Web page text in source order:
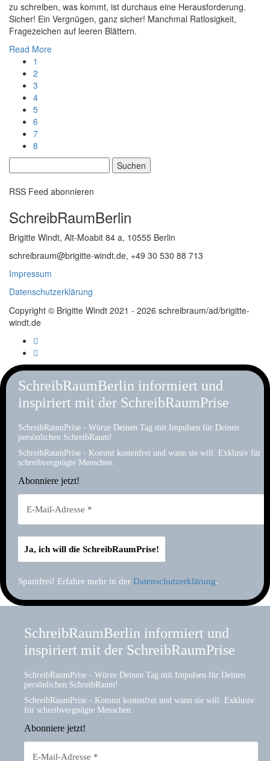
zu schreiben, was kommt, ist durchaus eine Herausforderung.
Sicher! Ein Vergnügen, ganz sicher! Manchmal Ratlosigkeit,
Fragezeichen auf leeren Blättern.
Read More
1
2
3
4
5
6
7
8
nach:
RSS Feed abonnieren
SchreibRaumBerlin
Brigitte Windt, Alt-Moabit 84 a, 10555 Berlin
schreibraum@brigitte-windt.de, +49 30 530 88 713
Impressum
Datenschutzerklärung
Copyright © Brigitte Windt 2021 - 2026 schreibraum/ad/brigitte-
windt.de
SchreibRaumBerlin informiert und
inspiriert mit der SchreibRaumPrise
SchreibRaumPrise - Würze Deinen Tag mit Impulsen für Deinen
persönlichen SchreibRaum!
SchreibRaumPrise - Kommt kostenfrei und wann sie will. Exklusiv für
schreibvergnügte Menschen.
Abonniere jetzt!
Spamfrei! Erfahre mehr in der Datenschutzerklärung.
SchreibRaumBerlin informiert und
inspiriert mit der SchreibRaumPrise
SchreibRaumPrise - Würze Deinen Tag mit Impulsen für Deinen
persönlichen SchreibRaum!
SchreibRaumPrise - Kommt kostenfrei und wann sie will. Exklusiv
für schreibvergnügte Menschen.
Abonniere jetzt!